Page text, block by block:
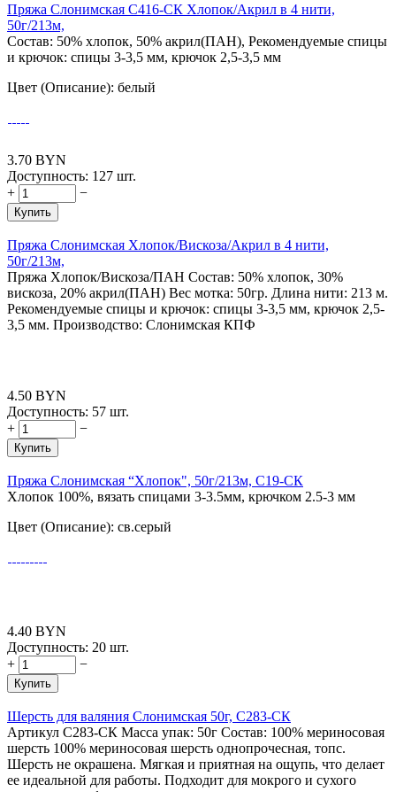
Пряжа Слонимская С416-СК Хлопок/Акрил в 4 нити,
50г/213м,
Состав: 50% хлопок, 50% акрил(ПАН), Рекомендуемые спицы
и крючок: спицы 3-3,5 мм, крючок 2,5-3,5 мм
Цвет (Описание): белый
3.70 BYN
Доступность: 127 шт.
+
−
Купить
Пряжа Слонимская Хлопок/Вискоза/Акрил в 4 нити,
50г/213м,
Пряжа Хлопок/Вискоза/ПАН Состав: 50% хлопок, 30%
вискоза, 20% акрил(ПАН) Вес мотка: 50гр. Длина нити: 213 м.
Рекомендуемые спицы и крючок: спицы 3-3,5 мм, крючок 2,5-
3,5 мм. Производство: Слонимская КПФ
4.50 BYN
Доступность: 57 шт.
+
−
Купить
Пряжа Слонимская “Хлопок", 50г/213м, С19-СК
Хлопок 100%, вязать спицами 3-3.5мм, крючком 2.5-3 мм
Цвет (Описание): св.серый
4.40 BYN
Доступность: 20 шт.
+
−
Купить
Шерсть для валяния Слонимская 50г, С283-СК
Артикул С283-СК Масса упак: 50г Состав: 100% мериносовая
шерсть 100% мериносовая шерсть однопрочесная, топс.
Шерсть не окрашена. Мягкая и приятная на ощупь, что делает
ее идеальной для работы. Подходит для мокрого и сухого